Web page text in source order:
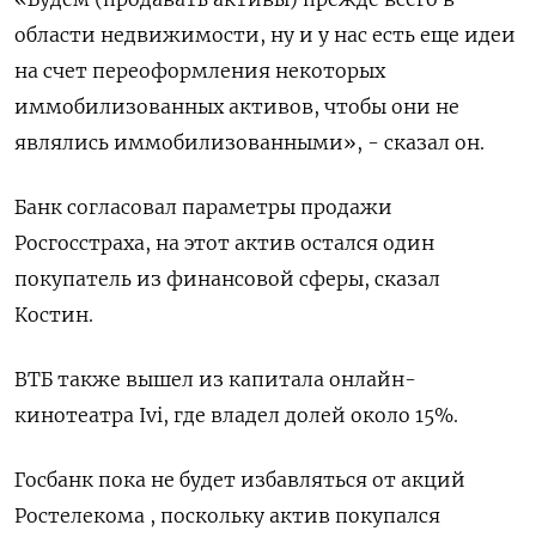
области недвижимости, ну и у нас есть еще идеи
на счет переоформления некоторых
иммобилизованных активов, чтобы они не
являлись иммобилизованными», - сказал он.
Банк согласовал параметры продажи
Росгосстраха, на этот актив остался один
покупатель из финансовой сферы, сказал
Костин.
ВТБ также вышел из капитала онлайн-
кинотеатра Ivi, где владел долей около 15%.
Госбанк пока не будет избавляться от акций
Ростелекома , поскольку актив покупался